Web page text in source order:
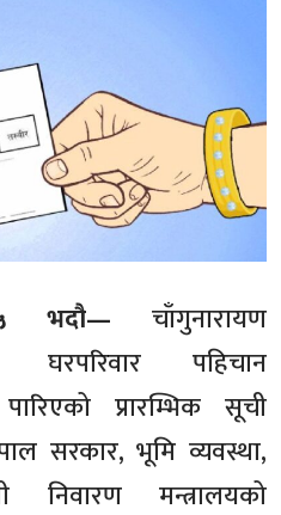
भदौ— चाँगुनारायण
घरपरिवार पहिचान
प्रारम्भिक सूची
सरकार, भूमि व्यवस्था,
मन्त्रालयको